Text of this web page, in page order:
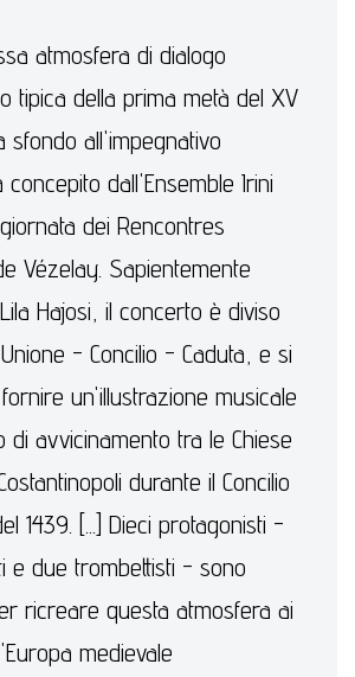
atmosfera di dialogo
tipica della prima metà del XV
sfondo all'impegnativo
dall'Ensemble Irini
dei Rencontres
Vézelay. Sapientemente
Hajosi, il concerto è diviso
- Concilio - Caduta, e si
un'illustrazione musicale
di avvicinamento tra le Chiese
durante il Concilio
1439. [...] Dieci protagonisti -
e due trombettisti - sono
ricreare questa atmosfera ai
medievale